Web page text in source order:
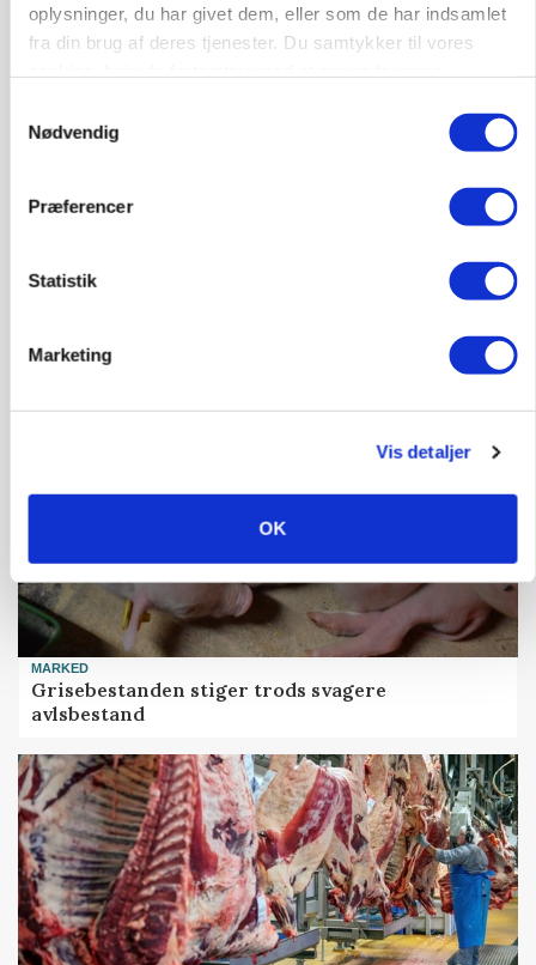
oplysninger, du har givet dem, eller som de har indsamlet
fra din brug af deres tjenester. Du samtykker til vores
Nødvendig
Præferencer
Statistik
Marketing
Vis detaljer
OK
PLANTER
MARKED
Grisebestanden stiger trods svagere
avlsbestand